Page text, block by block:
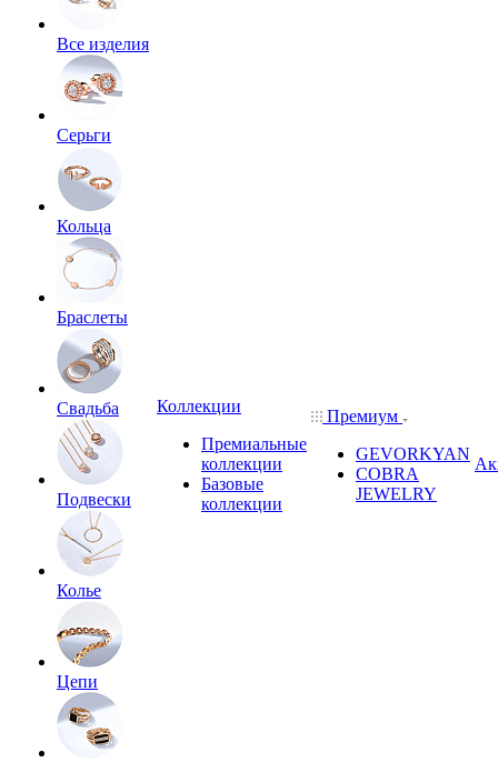
Все изделия
Серьги
Кольца
Браслеты
Свадьба
Подвески
Колье
Цепи
Коллекции
Премиальные
коллекции
Базовые
коллекции
Премиум
GEVORKYAN
COBRA
JEWELRY